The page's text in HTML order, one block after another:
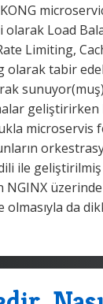
Load
Limiting,
olarak tabir
geliştirirken
microservis
ile
NGINX
olmasıyla da